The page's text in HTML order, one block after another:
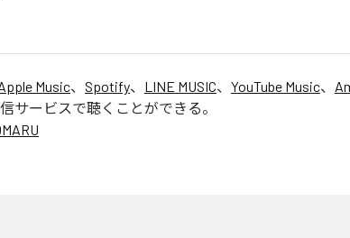
Music、 Spotify、 LINE MUSIC、 YouTube Music、
サービスで聴くことができる。